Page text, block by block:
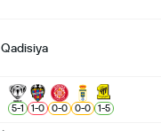
Qadisiya
5-1 1-0 0-0 0-0 1-5